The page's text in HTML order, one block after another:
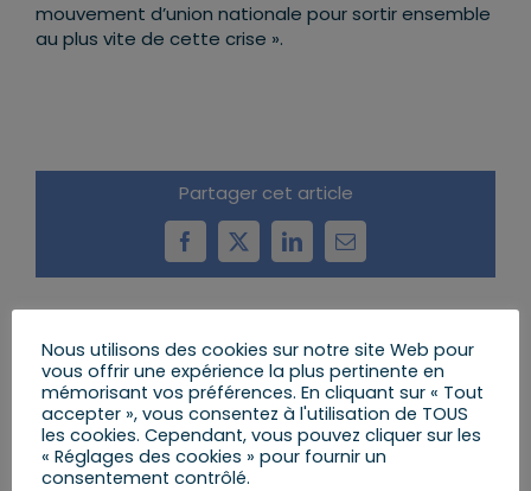
mouvement d’union nationale pour sortir ensemble
au plus vite de cette crise ».
Partager cet article
Facebook
X LinkedInEmail
Articles similaires
Nous utilisons des cookies sur notre site Web pour
vous offrir une expérience la plus pertinente en
mémorisant vos préférences. En cliquant sur « Tout
accepter », vous consentez à l'utilisation de TOUS
les cookies. Cependant, vous pouvez cliquer sur les
« Réglages des cookies » pour fournir un
consentement contrôlé.